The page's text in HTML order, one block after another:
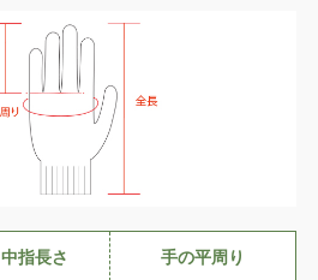
中指長さ 手の平周り